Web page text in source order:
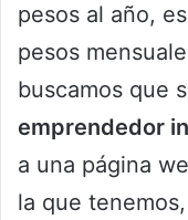
pesos al año,
pesos
buscamos que
emprendedor
a una página
la que